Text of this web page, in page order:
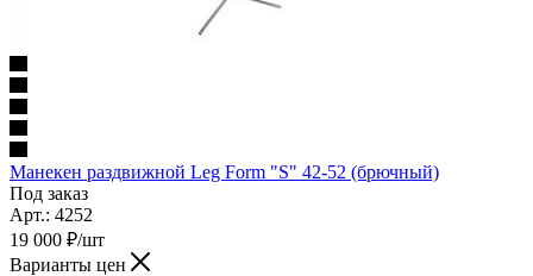
Манекен раздвижной Leg Form "S" 42-52 (брючный)
Под заказ
Арт.: 4252
19 000 ₽/шт
Варианты цен